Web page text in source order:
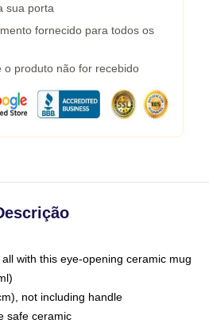
sua porta
fornecido para todos os
o produto não for recebido
with this eye-opening ceramic mug
not including handle
safe ceramic